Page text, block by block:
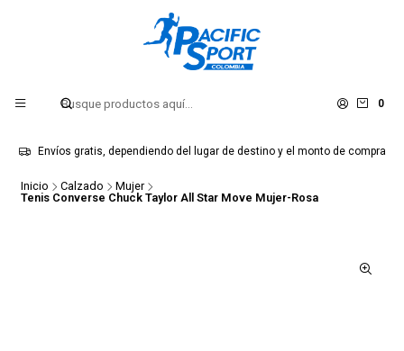
0
Envíos gratis, dependiendo del lugar de destino y el monto de compra
Inicio Calzado
Mujer
Tenis Converse Chuck Taylor All Star Move Mujer-Rosa